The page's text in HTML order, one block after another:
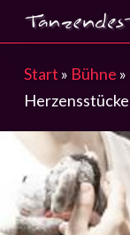
Skip
to
main
content
Start » Bühne »
Herzensstücke